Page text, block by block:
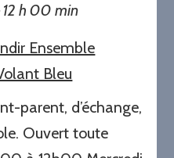
12 h 00 min
Ensemble
Bleu
parent, d’échange,
Ouvert toute